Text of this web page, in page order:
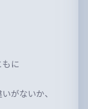
に
がないか、